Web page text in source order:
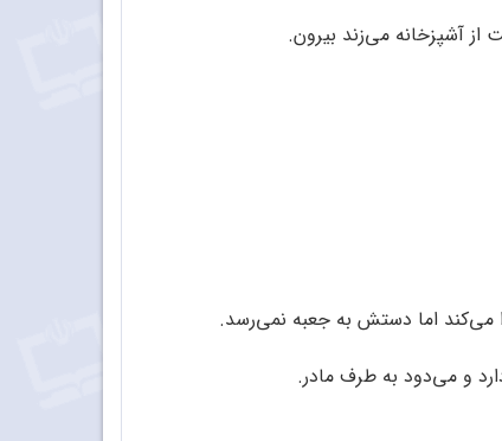
آشپزخانه می‌زند بیرون.
می‌کند اما دستش به جعبه نمی‌رسد.
و می‌دود به طرف مادر.